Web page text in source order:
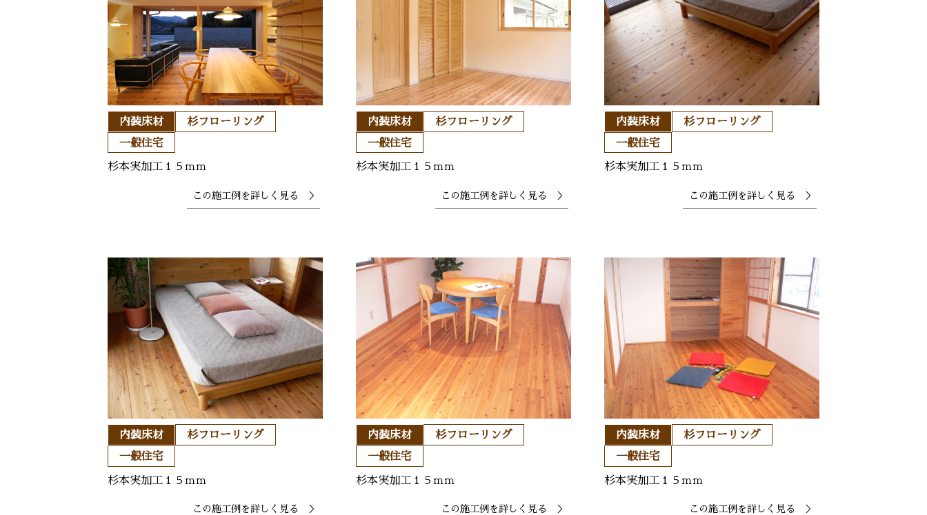
内装床材
杉フローリング
一般住宅
杉本実加工１５ｍｍ
この施工例を 詳しく見る ＞
内装床材
杉フローリング
一般住宅
杉本実加工１５ｍｍ
この施工例を 詳しく見る ＞
内装床材
杉フローリング
一般住宅
杉本実加工１５ｍｍ
この施工例を 詳しく見る ＞
内装床材
杉フローリング
一般住宅
杉本実加工１５ｍｍ
この施工例を 詳しく見る ＞
内装床材
杉フローリング
一般住宅
杉本実加工１５ｍｍ
この施工例を 詳しく見る ＞
内装床材
杉フローリング
一般住宅
杉本実加工１５ｍｍ
この施工例を 詳しく見る ＞